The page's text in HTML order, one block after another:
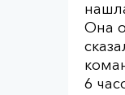
Она
6